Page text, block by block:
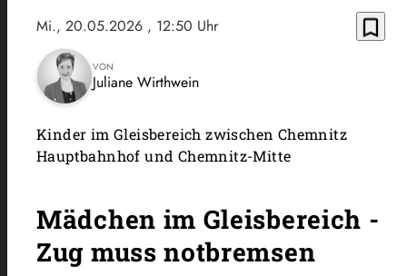
Mi., 20.05.2026 , 12:50 Uhr bookmark_border
VON
Juliane Wirthwein
Kinder im Gleisbereich zwischen Chemnitz
Hauptbahnhof und Chemnitz-Mitte
Mädchen im Gleisbereich -
Zug muss notbremsen